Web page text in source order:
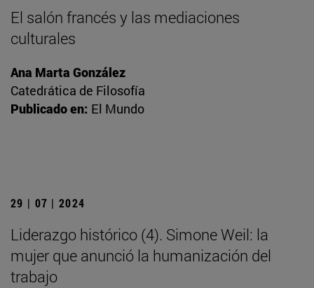
El salón francés y las mediaciones
culturales
Ana Marta González
Catedrática de Filosofía
Publicado en: El Mundo
29 | 07 | 2024
Liderazgo histórico (4). Simone Weil: la
mujer que anunció la humanización del
trabajo